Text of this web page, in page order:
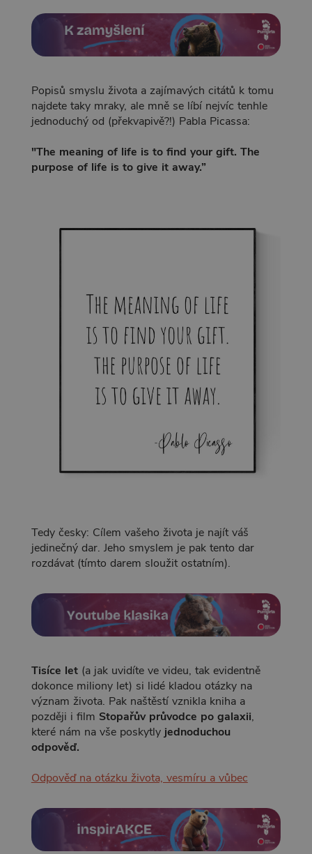
Popisů smyslu života a zajímavých citátů k tomu
najdete taky mraky, ale mně se líbí nejvíc tenhle
jednoduchý od (překvapivě?!) Pabla Picassa:
"The meaning of life is to find your gift. The
purpose of life is to give it away.”
Tedy česky: Cílem vašeho života je najít váš
jedinečný dar. Jeho smyslem je pak tento dar
rozdávat (tímto darem sloužit ostatním).
Tisíce let (a jak uvidíte ve videu, tak evidentně
dokonce miliony let) si lidé kladou otázky na
význam života. Pak naštěstí vznikla kniha a
později i film Stopařův průvodce po galaxii,
které nám na vše poskytly jednoduchou
odpověď.
Odpověď na otázku života, vesmíru a vůbec